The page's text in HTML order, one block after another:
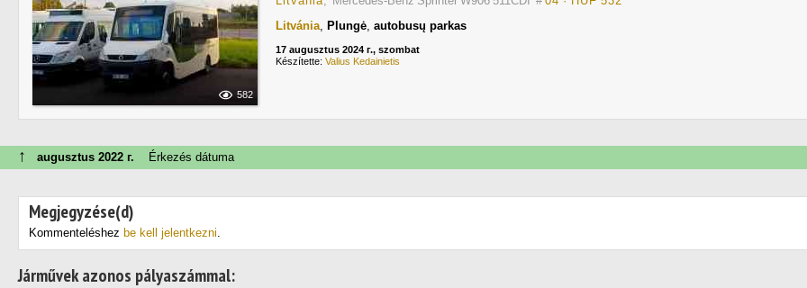
582
Litvánia, Plungė, autobusų parkas
17 augusztus 2024 г., szombat
Készítette: Valius Kedainietis
↑ augusztus 2022 г. Érkezés dátuma
Megjegyzése(d)
Kommenteléshez be kell jelentkezni.
Járművek azonos pályaszámmal: